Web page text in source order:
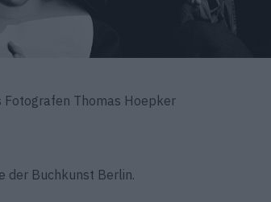
der Buchkunst Berlin.